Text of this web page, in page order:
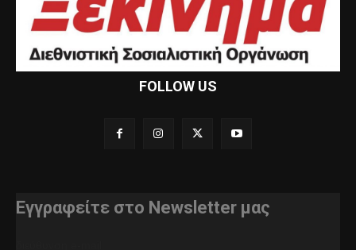
FOLLOW US
Εγγραφείτε στο Newsletter μας